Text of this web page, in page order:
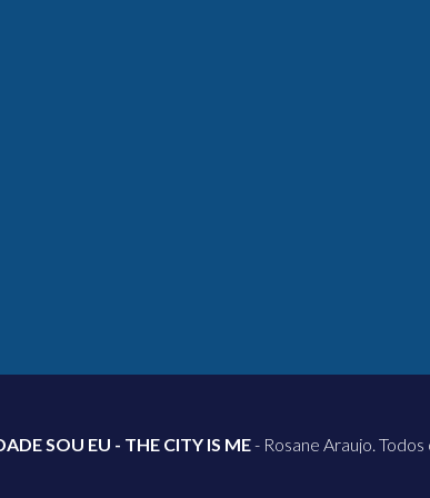
SOU EU - THE CITY IS ME- Rosane Araujo.